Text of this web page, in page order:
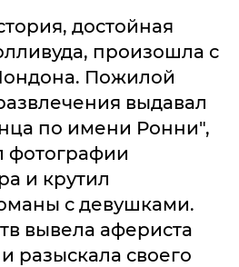
достойная
произошла с
Пожилой
выдавал
по имени Ронни",
фотографии
и крутил
с девушками.
вывела афериста
разыскала своего